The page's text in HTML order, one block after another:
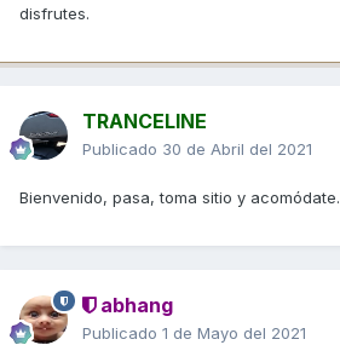
disfrutes.
TRANCELINE
Publicado 30 de Abril del 2021
Bienvenido, pasa, toma sitio y acomódate.
abhang
Publicado 1 de Mayo del 2021